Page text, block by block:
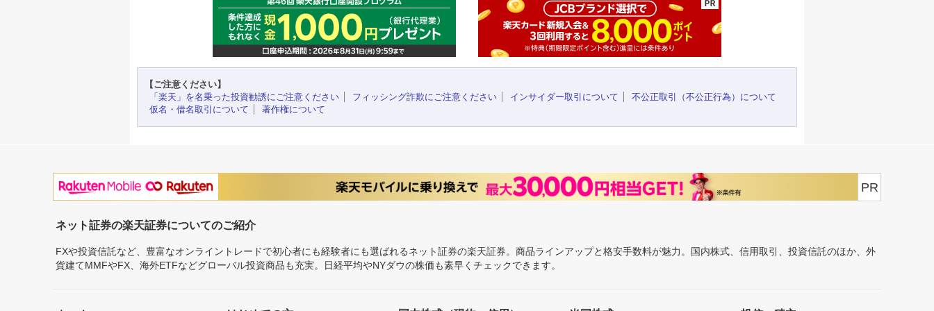
【ご注意ください】
「楽天」を名乗った投資勧誘にご注意ください
フィッシング詐欺にご注意ください インサイダー取引について
不公正取引（不公正行為）について
仮名・借名取引について
著作権について
PR
ネット証券の楽天証券についてのご紹介
FXや投資信託など、豊富なオンライントレードで初心者にも経験者にも選ばれるネット証券の楽天証券。商品ラインアップと格安手数料が魅力。国内株式、信用取引、投資信託のほか、外
貨建てMMFやFX、海外ETFなどグローバル投資商品も充実。日経平均やNYダウの株価も素早くチェックできます。